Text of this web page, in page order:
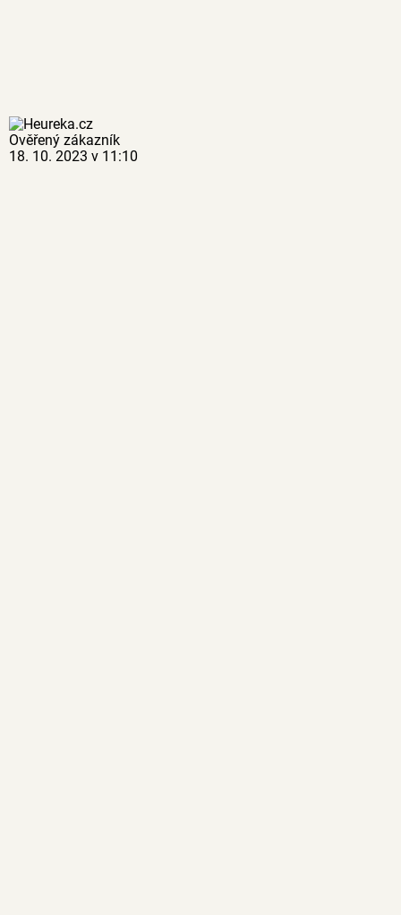
Ověřený zákazník
18. 10. 2023 v 11:10